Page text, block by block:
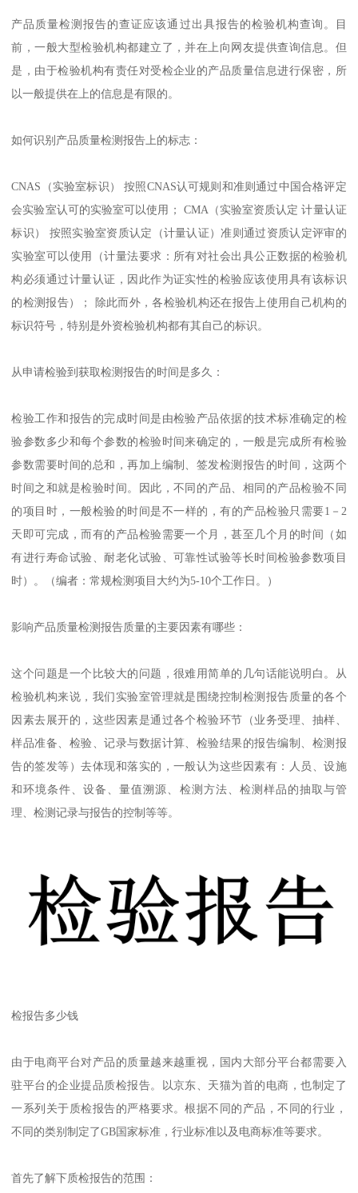
产品质量检测报告的查证应该通过出具报告的检验机构查询。目
前，一般大型检验机构都建立了，并在上向网友提供查询信息。但
是，由于检验机构有责任对受检企业的产品质量信息进行保密，所
以一般提供在上的信息是有限的。
如何识别产品质量检测报告上的标志：
CNAS（实验室标识） 按照CNAS认可规则和准则通过中国合格评定
会实验室认可的实验室可以使用； CMA（实验室资质认定 计量认证
标识） 按照实验室资质认定（计量认证）准则通过资质认定评审的
实验室可以使用（计量法要求：所有对社会出具公正数据的检验机
构必须通过计量认证，因此作为证实性的检验应该使用具有该标识
的检测报告）； 除此而外，各检验机构还在报告上使用自己机构的
标识符号，特别是外资检验机构都有其自己的标识。
从申请检验到获取检测报告的时间是多久：
检验工作和报告的完成时间是由检验产品依据的技术标准确定的检
验参数多少和每个参数的检验时间来确定的，一般是完成所有检验
参数需要时间的总和，再加上编制、签发检测报告的时间，这两个
时间之和就是检验时间。因此，不同的产品、相同的产品检验不同
的项目时，一般检验的时间是不一样的，有的产品检验只需要1－2
天即可完成，而有的产品检验需要一个月，甚至几个月的时间（如
有进行寿命试验、耐老化试验、可靠性试验等长时间检验参数项目
时）。（编者：常规检测项目大约为5-10个工作日。）
影响产品质量检测报告质量的主要因素有哪些：
这个问题是一个比较大的问题，很难用简单的几句话能说明白。从
检验机构来说，我们实验室管理就是围绕控制检测报告质量的各个
因素去展开的，这些因素是通过各个检验环节（业务受理、抽样、
样品准备、检验、记录与数据计算、检验结果的报告编制、检测报
告的签发等）去体现和落实的，一般认为这些因素有：人员、设施
和环境条件、设备、量值溯源、检测方法、检测样品的抽取与管
理、检测记录与报告的控制等等。
检报告多少钱
由于电商平台对产品的质量越来越重视，国内大部分平台都需要入
驻平台的企业提品质检报告。以京东、天猫为首的电商，也制定了
一系列关于质检报告的严格要求。根据不同的产品，不同的行业，
不同的类别制定了GB国家标准，行业标准以及电商标准等要求。
首先了解下质检报告的范围：